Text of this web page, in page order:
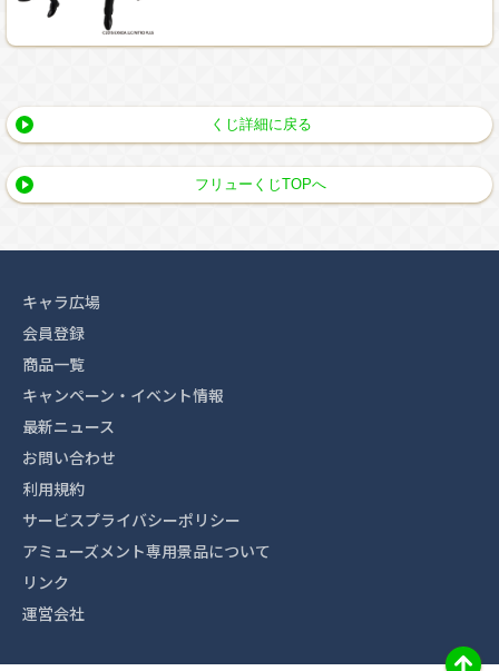
くじ詳細に戻る
フリューくじTOPへ
キャラ広場
会員登録
商品一覧
キャンペーン・イベント情報
最新ニュース
お問い合わせ
利用規約
サービスプライバシーポリシー
アミューズメント専用景品について
リンク
運営会社